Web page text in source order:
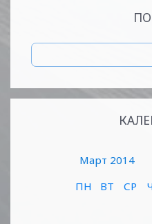
Март 2014
ПН
ВТ СР